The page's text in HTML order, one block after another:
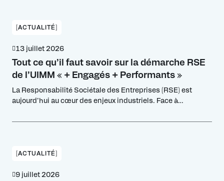
[ACTUALITÉ]
13 juillet 2026
Tout ce qu’il faut savoir sur la démarche RSE
de l’UIMM « + Engagés + Performants »
La Responsabilité Sociétale des Entreprises (RSE) est
aujourd’hui au cœur des enjeux industriels. Face à
et réglementaires, les industriels doivent repenser leur
permet non seulement de répondre aux exigences des
[ACTUALITÉ]
9 juillet 2026